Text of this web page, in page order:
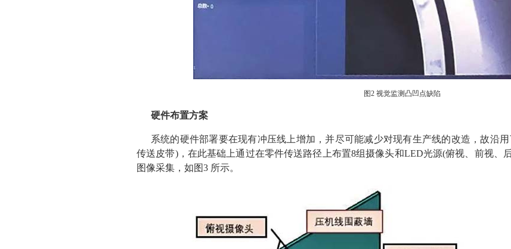
图2 视觉监测凸凹点缺陷
硬件布置方案
系统的硬件部署要在现有冲压线上增加，并尽可能减少对现有生产线的改造，故沿
传送皮带)，在此基础上通过在零件传送路径上布置8组摄像头和LED光源(俯视、前视、
图像采集，如图3 所示。